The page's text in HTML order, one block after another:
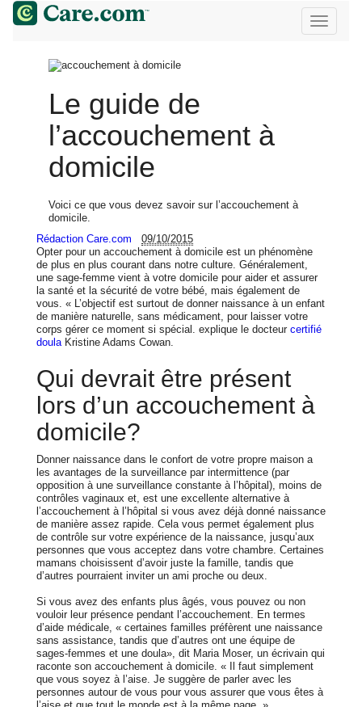
Le guide de
l’accouchement à
domicile
Voici ce que vous devez savoir sur l’accouchement à
domicile.
Rédaction Care.com
09/10/2015
Opter pour un accouchement à domicile est un phénomène
de plus en plus courant dans notre culture. Généralement,
une sage-femme vient à votre domicile pour aider et assurer
la santé et la sécurité de votre bébé, mais également de
vous. « L’objectif est surtout de donner naissance à un enfant
de manière naturelle, sans médicament, pour laisser votre
corps gérer ce moment si spécial. explique le docteur certifié
doula Kristine Adams Cowan.
Qui devrait être présent
lors d’un accouchement à
domicile?
Donner naissance dans le confort de votre propre maison a
les avantages de la surveillance par intermittence (par
opposition à une surveillance constante à l’hôpital), moins de
contrôles vaginaux et, est une excellente alternative à
l’accouchement à l’hôpital si vous avez déjà donné naissance
de manière assez rapide. Cela vous permet également plus
de contrôle sur votre expérience de la naissance, jusqu’aux
personnes que vous acceptez dans votre chambre. Certaines
mamans choisissent d’avoir juste la famille, tandis que
d’autres pourraient inviter un ami proche ou deux.
Si vous avez des enfants plus âgés, vous pouvez ou non
vouloir leur présence pendant l’accouchement. En termes
d’aide médicale, « certaines familles préfèrent une naissance
sans assistance, tandis que d’autres ont une équipe de
sages-femmes et une doula», dit Maria Moser, un écrivain qui
raconte son accouchement à domicile. « Il faut simplement
que vous soyez à l’aise. Je suggère de parler avec les
personnes autour de vous pour vous assurer que vous êtes à